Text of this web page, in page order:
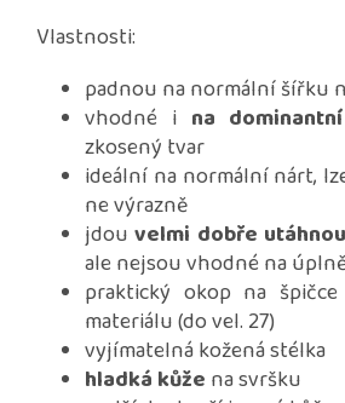
Vlastnosti:
padnou na normální šířku
vhodné i na
zkosený tvar
ideální na normální nárt,
ne výrazně
jdou velmi dobře
ale nejsou vhodné na
praktický okop na
materiálu (do vel. 27)
vyjímatelná kožená stélka
hladká kůže na svršku